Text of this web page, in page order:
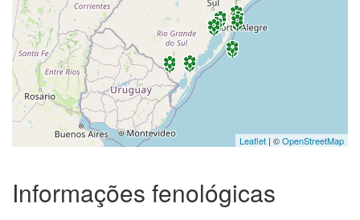
Leaflet | ©OpenStreetMap
Informações fenológicas